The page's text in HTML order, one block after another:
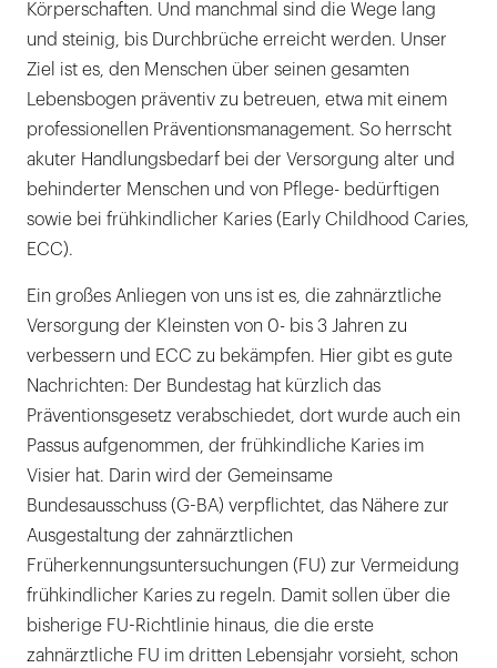
Körperschaften. Und manchmal sind die Wege lang
und steinig, bis Durchbrüche erreicht werden. Unser
Ziel ist es, den Menschen über seinen gesamten
Lebensbogen präventiv zu betreuen, etwa mit einem
professionellen Präventionsmanagement. So herrscht
akuter Handlungsbedarf bei der Versorgung alter und
behinderter Menschen und von Pflege- bedürftigen
sowie bei frühkindlicher Karies (Early Childhood Caries,
ECC).
Ein großes Anliegen von uns ist es, die zahnärztliche
Versorgung der Kleinsten von 0- bis 3 Jahren zu
verbessern und ECC zu bekämpfen. Hier gibt es gute
Nachrichten: Der Bundestag hat kürzlich das
Präventionsgesetz verabschiedet, dort wurde auch ein
Passus aufgenommen, der frühkindliche Karies im
Visier hat. Darin wird der Gemeinsame
Bundesausschuss (G-BA) verpflichtet, das Nähere zur
Ausgestaltung der zahnärztlichen
Früherkennungsuntersuchungen (FU) zur Vermeidung
frühkindlicher Karies zu regeln. Damit sollen über die
bisherige FU-Richtlinie hinaus, die die erste
zahnärztliche FU im dritten Lebensjahr vorsieht, schon